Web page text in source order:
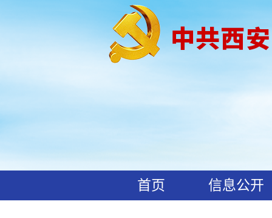
首页
信息公开